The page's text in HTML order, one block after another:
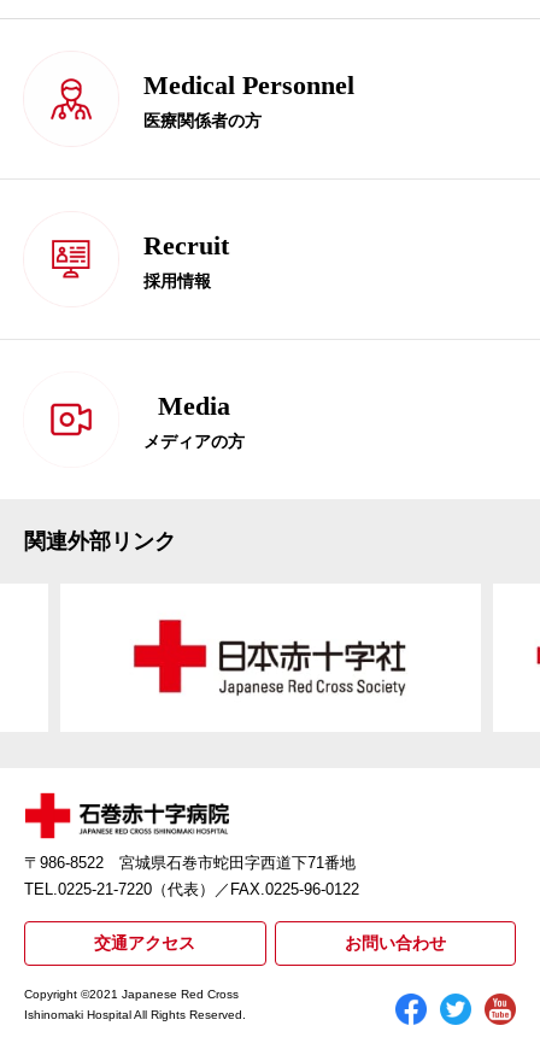
Medical Personnel
医療関係者の方
Recruit
採用情報
Media
メディアの方
関連外部リンク
〒986-8522 宮城県石巻市蛇田字西道下71番地
TEL.0225-21-7220（代表）
／FAX.0225-96-0122
交通アクセス お問い合わせ
Copyright ©2021 Japanese Red Cross
Ishinomaki Hospital All Rights Reserved.